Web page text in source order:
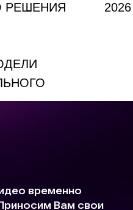
2026
РЕШЕНИЯ